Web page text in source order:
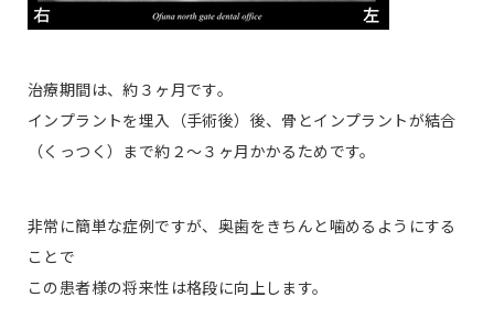
治療期間は、約３ヶ月です。
インプラントを埋入（手術後）後、骨とインプラントが結合
（くっつく）まで約２〜３ヶ月かかるためです。
非常に簡単な症例ですが、奥歯をきちんと噛めるようにする
ことで
この患者様の将来性は格段に向上します。